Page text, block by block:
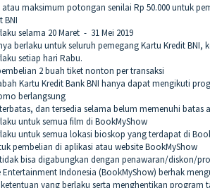
atau maksimum potongan senilai Rp 50.000 untuk
BNI
selama 20 Maret - 31 Mei 2019
berlaku untuk seluruh pemegang Kartu Kredit BNI,
setiap hari Rabu.
2 buah tiket nonton per transaksi
Kartu Kredit Bank BNI hanya dapat mengikuti
berlangsung
dan tersedia selama belum memenuhi batas
untuk semua film di BookMyShow
untuk semua lokasi bioskop yang terdapat di
pembelian di aplikasi atau website BookMyShow
bisa digabungkan dengan penawaran/diskon/
Entertainment Indonesia (BookMyShow) berhak
yang berlaku serta menghentikan